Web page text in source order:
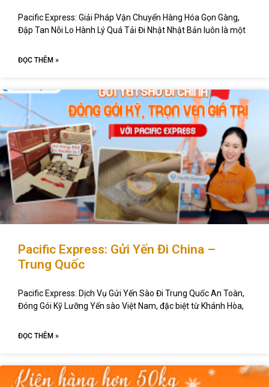
Pacific Express: Giải Pháp Vận Chuyển Hàng Hóa Gọn Gàng,
Đập Tan Nỗi Lo Hành Lý Quá Tải Đi Nhật Nhật Bản luôn là một
ĐỌC THÊM »
Pacific Express: Gửi Yến Đi China –
Trung Quốc
Pacific Express: Dịch Vụ Gửi Yến Sào Đi Trung Quốc An Toàn,
Đóng Gói Kỹ Lưỡng Yến sào Việt Nam, đặc biệt từ Khánh Hòa,
ĐỌC THÊM »